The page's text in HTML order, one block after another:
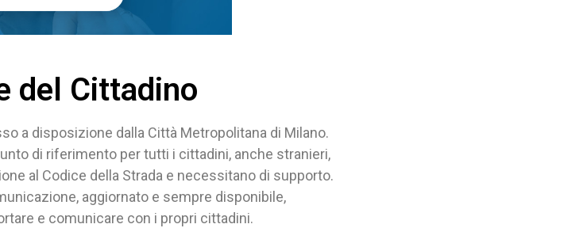
del Cittadino
a disposizione dalla Città Metropolitana di Milano.
di riferimento per tutti i cittadini, anche stranieri,
al Codice della Strada e necessitano di supporto.
aggiornato e sempre disponibile,
e comunicare con i propri cittadini.